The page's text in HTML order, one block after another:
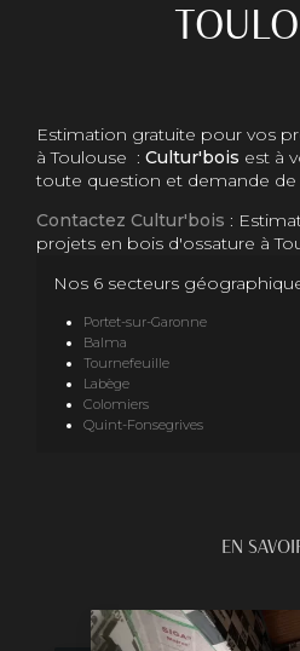
Estimation gratuite pour vos
à Toulouse : Cultur'bois est à
toute question et demande de
Contactez Cultur'bois :
projets en bois d'ossature à
Nos 6 secteurs
Portet-sur-Garonne
Balma
Tournefeuille
Labège
Colomiers
Quint-Fonsegrives
EN